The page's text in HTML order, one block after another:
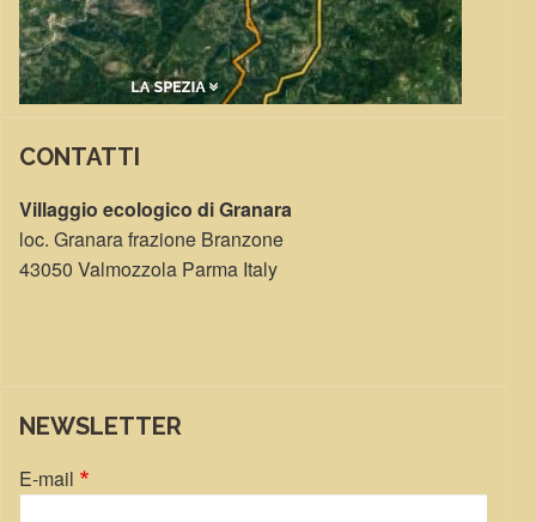
CONTATTI
Villaggio ecologico di Granara
loc. Granara frazione Branzone
43050 Valmozzola Parma Italy
NEWSLETTER
E-mail